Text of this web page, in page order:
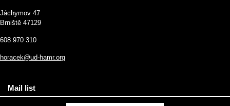
Jáchymov 47
Brniště 47129
608 970 310
horacek@ud-hamr.org
Mail list